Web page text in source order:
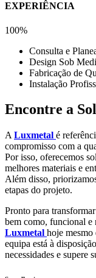
EXPERIÊNCIA
100%
Consulta e
Design Sob
Fabricação de
Instalação
Encontre a
A Luxmetal é
compromisso com a
Por isso, oferecemos
melhores materiais e
Além disso,
etapas do projeto.
Pronto para
bem como, funcional e
Luxmetal hoje mesmo
equipa está à
necessidades e supere